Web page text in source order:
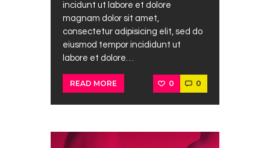
incidunt ut labore et dolore
magnam dolor sit amet,
consectetur adipisicing elit, sed do
eiusmod tempor incididunt ut
labore et dolore…
READ MORE 0 0